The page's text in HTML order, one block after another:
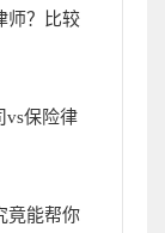
师？比较
vs保险律
竟能帮你